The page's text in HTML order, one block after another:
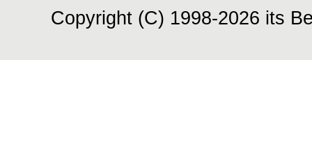
Copyright (C) 1998-2026 its